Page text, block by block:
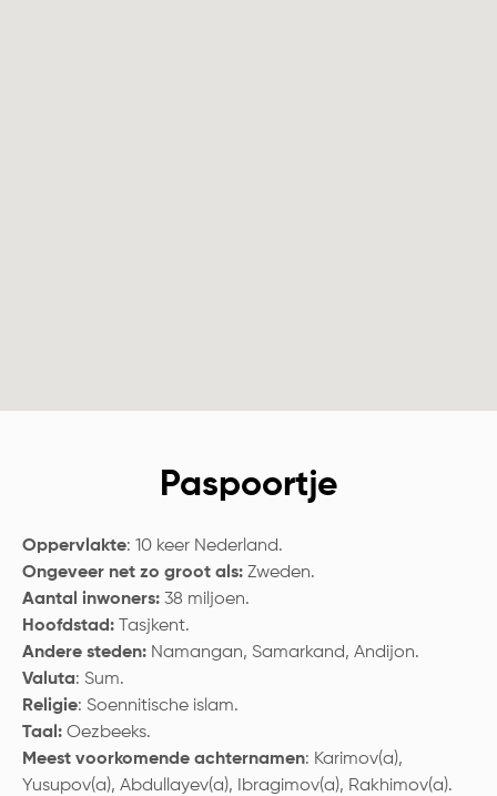
Paspoortje
Oppervlakte: 10 keer Nederland.
Ongeveer net zo groot als: Zweden.
Aantal inwoners: 38 miljoen.
Hoofdstad: Tasjkent.
Andere steden: Namangan, Samarkand, Andijon.
Valuta: Sum.
Religie: Soennitische islam.
Taal: Oezbeeks.
Meest voorkomende achternamen: Karimov(a),
Yusupov(a), Abdullayev(a), Ibragimov(a), Rakhimov(a).